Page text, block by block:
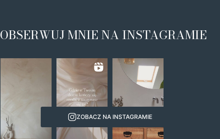
OBSERWUJ MNIE NA INSTAGRAMIE
ZOBACZ NA INSTAGRAMIE